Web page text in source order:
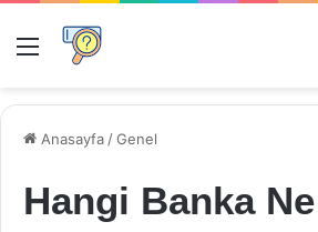
Menü
Anasayfa /Genel
Hangi Banka